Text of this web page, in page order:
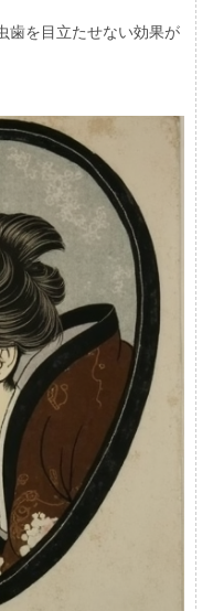
歯を目立たせない効果が